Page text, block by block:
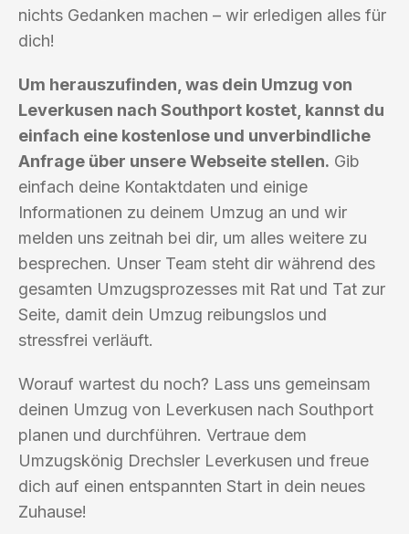
nichts Gedanken machen – wir erledigen alles für
dich!
Um herauszufinden, was dein Umzug von
Leverkusen nach Southport kostet, kannst du
einfach eine kostenlose und unverbindliche
Anfrage über unsere Webseite stellen. Gib
einfach deine Kontaktdaten und einige
Informationen zu deinem Umzug an und wir
melden uns zeitnah bei dir, um alles weitere zu
besprechen. Unser Team steht dir während des
gesamten Umzugsprozesses mit Rat und Tat zur
Seite, damit dein Umzug reibungslos und
stressfrei verläuft.
Worauf wartest du noch? Lass uns gemeinsam
deinen Umzug von Leverkusen nach Southport
planen und durchführen. Vertraue dem
Umzugskönig Drechsler Leverkusen und freue
dich auf einen entspannten Start in dein neues
Zuhause!